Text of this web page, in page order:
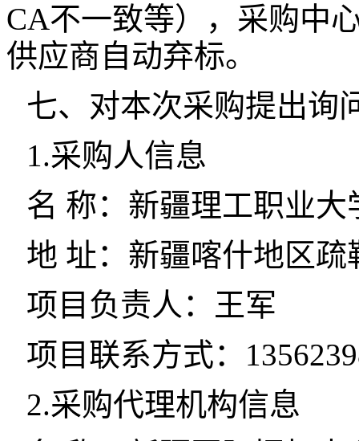
CA不一致等），采购中
供应商自动弃标。
七、对本次采购提出询
1.采购人信息
名 称：新疆理工职业大
地 址：新疆喀什地区
项目负责人：王军
项目联系方式：
2.采购代理机构信息